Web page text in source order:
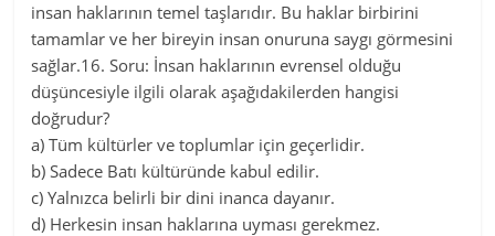
insan haklarının temel taşlarıdır. Bu haklar birbirini
tamamlar ve her bireyin insan onuruna saygı görmesini
sağlar.16. Soru: İnsan haklarının evrensel olduğu
düşüncesiyle ilgili olarak aşağıdakilerden hangisi
doğrudur?
a) Tüm kültürler ve toplumlar için geçerlidir.
b) Sadece Batı kültüründe kabul edilir.
c) Yalnızca belirli bir dini inanca dayanır.
d) Herkesin insan haklarına uyması gerekmez.